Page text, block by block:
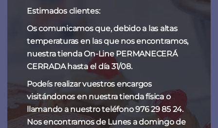
Categorías del producto
CHOCOLATES
NAVIDAD
TARTAS DE FANTOBA
Estimados clientes:
Os comunicamos que, debido a las altas
temperaturas en las que nos encontramos,
nuestra tienda On-Line PERMANECERÁ
CERRADA hasta el día 31/08.
Podeís realizar vuestros encargos
visitándonos en nuestra tienda física o
llamando a nuestro teléfono 976 29 85 24.
Nos encontramos de Lunes a domingo de